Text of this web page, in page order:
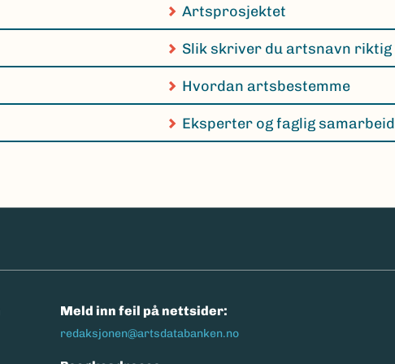
Artsprosjektet
Slik skriver du artsnavn riktig
Hvordan artsbestemme
Eksperter og faglig samarbeid
Meld inn feil på nettsider:
redaksjonen@artsdatabanken.no